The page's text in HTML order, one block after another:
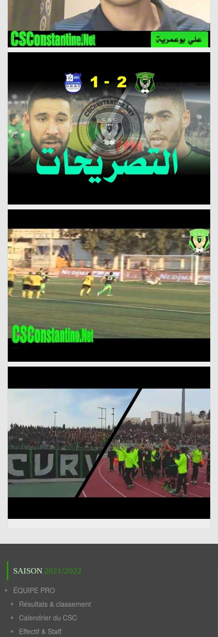
SAISON 2021/2022
ÉQUIPE PRO
Résultats & classement
Calendrier du CSC
Effectif & Staff